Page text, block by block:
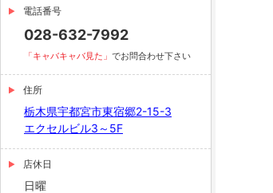
飲み放題追加クーポン！
有効期限：期限なし
☆追加でビール、麦・芋焼酎飲み放題☆
電話番号
028-632-7992
「キャバキャバ見た」 でお問合わせ下さい
住所
栃木県宇都宮市東宿郷2-15-3
エクセルビル3～5F
店休日
日曜